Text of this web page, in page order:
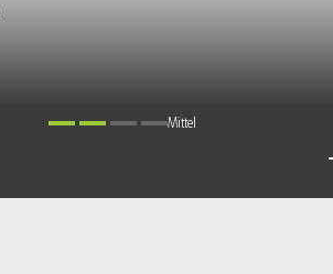
Mittel